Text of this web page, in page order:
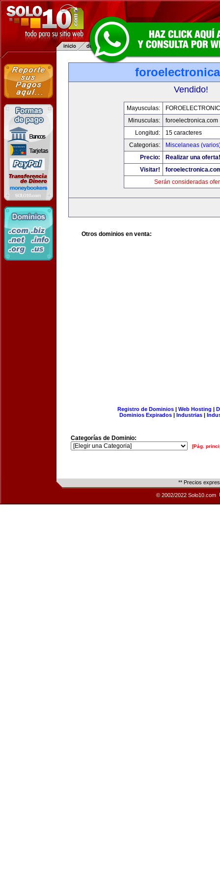
Vendido!
Mayusculas:
Minusculas:
foroelectronica.com
Longitud:
15 caracteres
Categorias:
Miscelaneas
Precio:
Realizar una oferta!
Visitar!
Serán consideradas
Otros dominios en venta:
Registro de Dominios| Web Hosting |
Dominios Expirados | Industrias |
Categorías de Dominio:
[Pág.
** Precios
© 2002/2022 Solo10.com